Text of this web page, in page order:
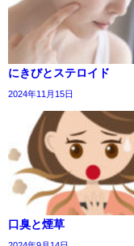
にきびとステロイド
2024年11月15日
口臭と煙草